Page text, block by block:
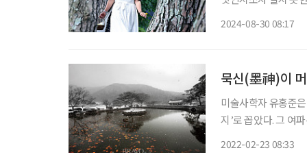
2024-08-30 08:17
묵신(墨神)이
미술사학자 유홍준
지’로 꼽았다. 그 여
2022-02-23 08:33